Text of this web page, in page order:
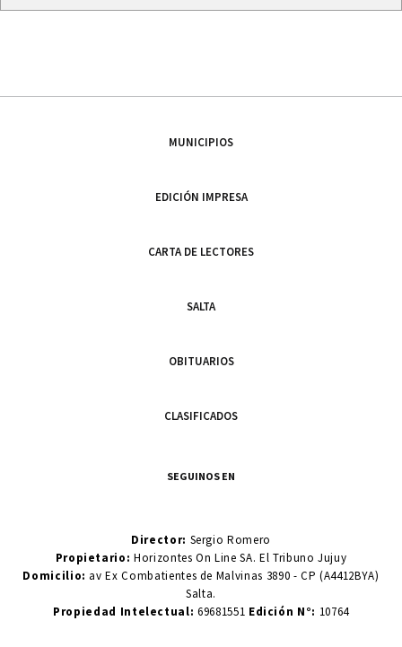
MUNICIPIOS
EDICIÓN IMPRESA
CARTA DE LECTORES
SALTA
OBITUARIOS
CLASIFICADOS
SEGUINOS EN
Director: Sergio Romero
Propietario:Horizontes On Line SA. El Tribuno Jujuy
Domicilio: av Ex Combatientes de Malvinas 3890 - CP (A4412BYA)
Salta.
Propiedad Intelectual: 69681551 Edición N°: 10764